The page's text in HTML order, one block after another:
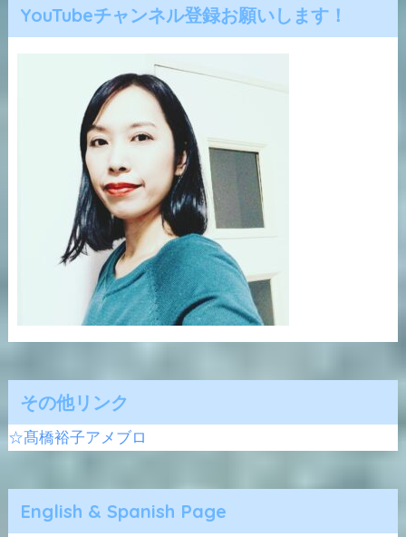
YouTubeチャンネル登録お願いします！
その他リンク
☆髙橋裕子アメブロ
English & Spanish Page